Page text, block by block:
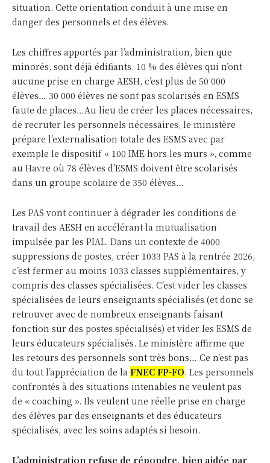
검색 뉴스 및 분석
Actualité
한국 뉴스 통찰력
있고 독립적인 소스
한국 뉴스 오리지널 뉴스와 심층 보도에 의존하는
영향력 있는 회원 커뮤니티에 가입하세요.
더 알아보기
한국 뉴스 인사이트 가입
번거롭지 않은 가입. 당신에게 딱 맞는 계
획.
한국 뉴스 통찰력
뉴스, 의견 및 분석을 위한 권위 있고
독립적인 소스
한국 뉴스 오리지널 뉴스와 심층 보도에 의존하는 영향력
있는 회원 커뮤니티에 가입하세요.
situation. Cette orientation conduit à une mise en
danger des personnels et des élèves.
Les chiffres apportés par l’administration, bien que
minorés, sont déjà édifiants. 10 % des élèves qui n’ont
aucune prise en charge AESH, c’est plus de 50 000
élèves… 30 000 élèves ne sont pas scolarisés en ESMS
faute de places…Au lieu de créer les places nécessaires,
de recruter les personnels nécessaires, le ministère
prépare l’externalisation totale des ESMS avec par
exemple le dispositif « 100 IME hors les murs », comme
au Havre où 78 élèves d’ESMS doivent être scolarisés
dans un groupe scolaire de 350 élèves…
Les PAS vont continuer à dégrader les conditions de
travail des AESH en accélérant la mutualisation
impulsée par les PIAL. Dans un contexte de 4000
suppressions de postes, créer 1033 PAS à la rentrée 2026,
c’est fermer au moins 1033 classes supplémentaires, y
compris des classes spécialisées. C’est vider les classes
spécialisées de leurs enseignants spécialisés (et donc se
retrouver avec de nombreux enseignants faisant
fonction sur des postes spécialisés) et vider les ESMS de
leurs éducateurs spécialisés. Le ministère affirme que
les retours des personnels sont très bons… Ce n’est pas
du tout l’appréciation de la FNEC FP-FO. Les personnels
confrontés à des situations intenables ne veulent pas
de « coaching ». Ils veulent une réelle prise en charge
des élèves par des enseignants et des éducateurs
spécialisés, avec les soins adaptés si besoin.
L’administration refuse de répondre, bien aidée par